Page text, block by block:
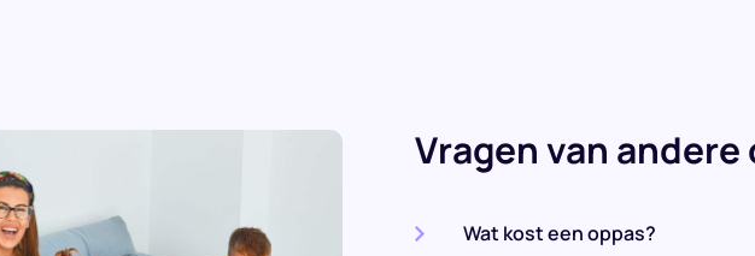
Vragen van andere
Wat kost een oppas?